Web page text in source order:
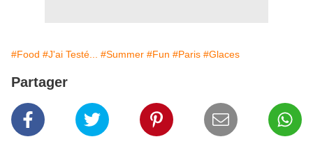
#Food #J'ai Testé... #Summer #Fun #Paris #Glaces
Partager